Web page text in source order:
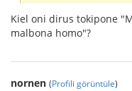
Kiel oni dirus tokipone
malbona homo"?
nornen (Profili görüntüle)